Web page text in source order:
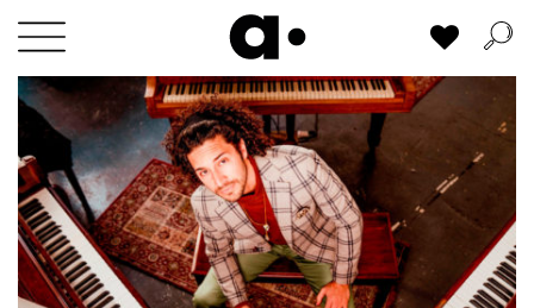
Skip
content
Mi lista